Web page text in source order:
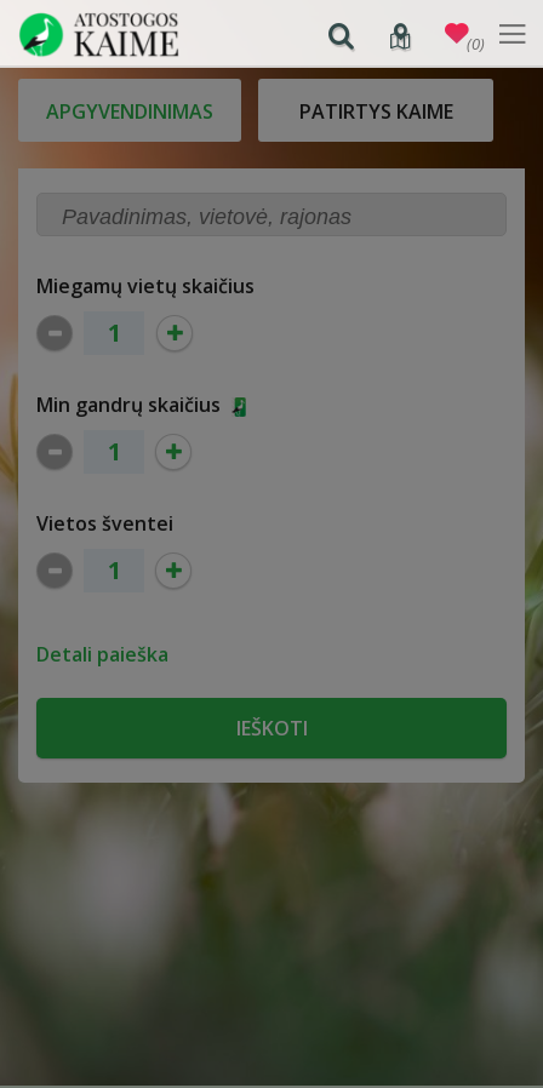
APGYVENDINIMAS PATIRTYS KAIME
Miegamų vietų skaičius
Min gandrų skaičius
Vietos šventei
Detali paieška
(0)